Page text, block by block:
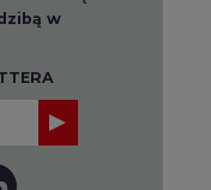
w